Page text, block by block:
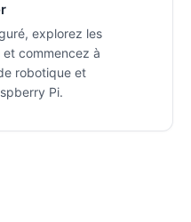
explorez les
commencez à
robotique et
Pi.